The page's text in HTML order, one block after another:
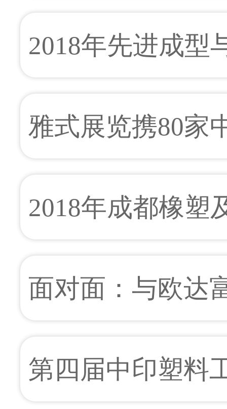
编通知
2018年先进成型
讨会
雅式展览携80家
PLAST 2018 中
2018年成都橡塑
行业龙头企业齐
面对面：与欧达
太区特性化学品
第四届中印塑料